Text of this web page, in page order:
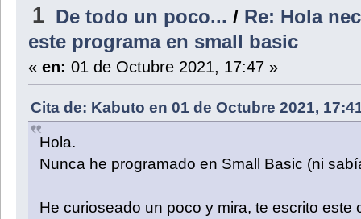
1 De todo un poco... / Re: Hola
este programa en small basic
« en: 01 de Octubre 2021, 17:47 »
Cita de: Kabuto en 01 de Octubre 2021,
Hola.
Nunca he programado en Small Basic (ni
He curioseado un poco y mira, te escrito